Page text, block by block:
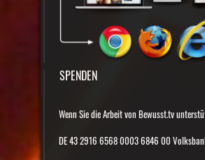
SPENDEN
Wenn Sie die Arbeit von Bewusst.tv
DE 43 2916 6568 0003 6846 00